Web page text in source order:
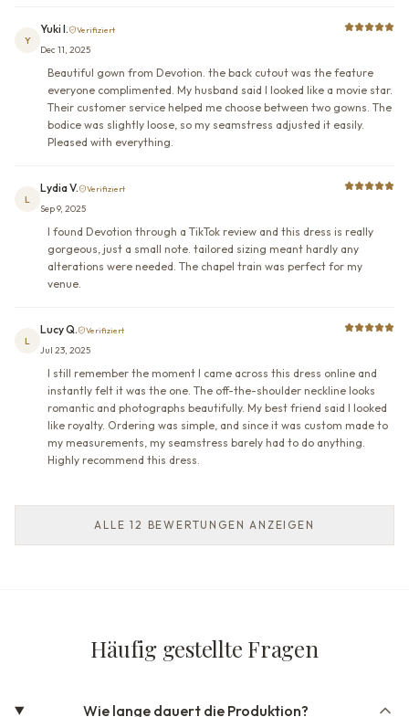
Y
Yuki I. Verifiziert
Dec 11, 2025
Beautiful gown from Devotion. the back cutout was the feature
everyone complimented. My husband said I looked like a movie star.
Their customer service helped me choose between two gowns. The
bodice was slightly loose, so my seamstress adjusted it easily.
Pleased with everything.
L
Lydia V. Verifiziert
Sep 9, 2025
I found Devotion through a TikTok review and this dress is really
gorgeous, just a small note. tailored sizing meant hardly any
alterations were needed. The chapel train was perfect for my
venue.
L
Lucy Q. Verifiziert
Jul 23, 2025
I still remember the moment I came across this dress online and
instantly felt it was the one. The off-the-shoulder neckline looks
romantic and photographs beautifully. My best friend said I looked
like royalty. Ordering was simple, and since it was custom made to
my measurements, my seamstress barely had to do anything.
Highly recommend this dress.
ALLE 12 BEWERTUNGEN ANZEIGEN
Häufig gestellte Fragen
Wie lange dauert die Produktion?